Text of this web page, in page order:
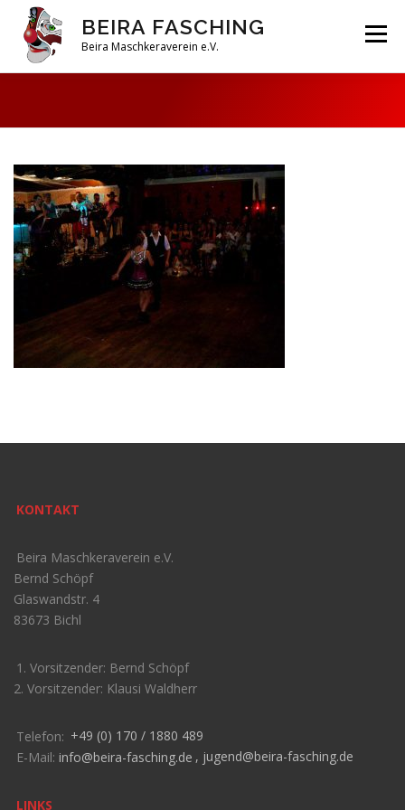
Inhalt
springen
BEIRA FASCHING
Beira Maschkeraverein e.V.
Menü
VEREIN
KONTAKT
Beira Maschkeraverein e.V.
Bernd Schöpf
Glaswandstr. 4
83673 Bichl
1. Vorsitzender: Bernd Schöpf
2. Vorsitzender: Klausi Waldherr
Telefon: +49 (0) 170 / 1880 489
E-Mail: info@beira-fasching.de , jugend@beira-fasching.de
LINKS